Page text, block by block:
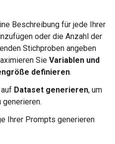
Beschreibung für jede Ihrer
oder die Anzahl der
Stichproben angeben
Sie Variablen und
definieren.
Dataset generieren, um
Ihrer Prompts generieren